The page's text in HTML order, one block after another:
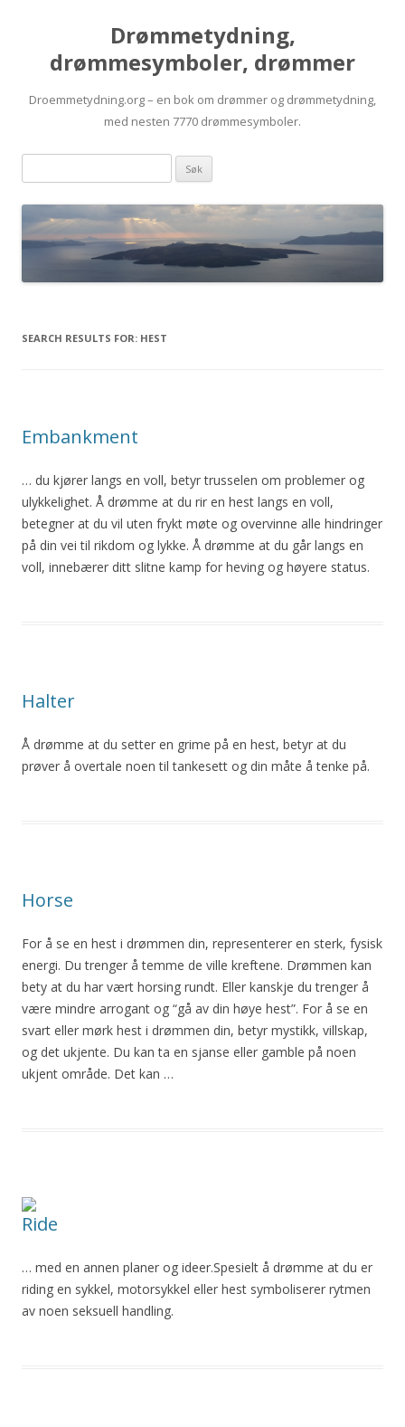
Drømmetydning,
drømmesymboler, drømmer
Droemmetydning.org – en bok om drømmer og drømmetydning,
med nesten 7770 drømmesymboler.
Skip
content
søk:
SEARCH RESULTS FOR: HEST
Embankment
… du kjører langs en voll, betyr trusselen om problemer og
ulykkelighet. Å drømme at du rir en hest langs en voll,
betegner at du vil uten frykt møte og overvinne alle hindringer
på din vei til rikdom og lykke. Å drømme at du går langs en
voll, innebærer ditt slitne kamp for heving og høyere status.
Halter
Å drømme at du setter en grime på en hest, betyr at du
prøver å overtale noen til tankesett og din måte å tenke på.
Horse
For å se en hest i drømmen din, representerer en sterk, fysisk
energi. Du trenger å temme de ville kreftene. Drømmen kan
bety at du har vært horsing rundt. Eller kanskje du trenger å
være mindre arrogant og “gå av din høye hest”. For å se en
svart eller mørk hest i drømmen din, betyr mystikk, villskap,
og det ukjente. Du kan ta en sjanse eller gamble på noen
ukjent område. Det kan …
Ride
… med en annen planer og ideer.Spesielt å drømme at du er
riding en sykkel, motorsykkel eller hest symboliserer rytmen
av noen seksuell handling.